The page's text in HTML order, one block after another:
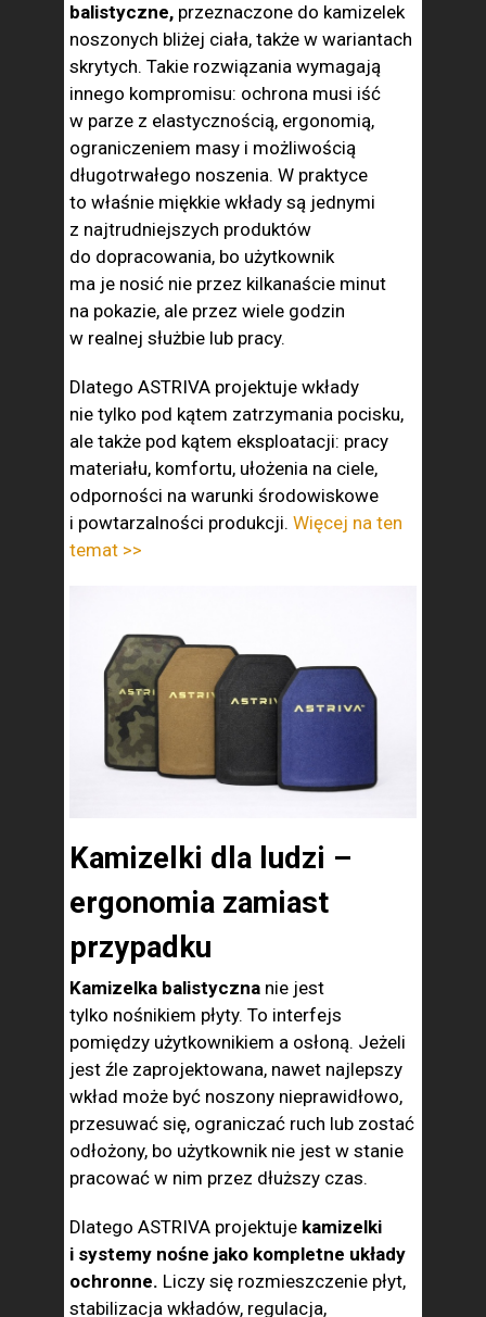
balistyczne, przeznaczone do kamizelek
noszonych bliżej ciała, także w wariantach
skrytych. Takie rozwiązania wymagają
innego kompromisu: ochrona musi iść
w parze z elastycznością, ergonomią,
ograniczeniem masy i możliwością
długotrwałego noszenia. W praktyce
to właśnie miękkie wkłady są jednymi
z najtrudniejszych produktów
do dopracowania, bo użytkownik
ma je nosić nie przez kilkanaście minut
na pokazie, ale przez wiele godzin
w realnej służbie lub pracy.
Dlatego ASTRIVA projektuje wkłady
nie tylko pod kątem zatrzymania pocisku,
ale także pod kątem eksploatacji: pracy
materiału, komfortu, ułożenia na ciele,
odporności na warunki środowiskowe
i powtarzalności produkcji. Więcej na ten
temat >>
Kamizelki dla ludzi –
ergonomia zamiast
przypadku
Kamizelka balistyczna nie jest
tylko nośnikiem płyty. To interfejs
pomiędzy użytkownikiem a osłoną. Jeżeli
jest źle zaprojektowana, nawet najlepszy
wkład może być noszony nieprawidłowo,
przesuwać się, ograniczać ruch lub zostać
odłożony, bo użytkownik nie jest w stanie
pracować w nim przez dłuższy czas.
Dlatego ASTRIVA projektuje kamizelki
i systemy nośne jako kompletne układy
ochronne. Liczy się rozmieszczenie płyt,
stabilizacja wkładów, regulacja,